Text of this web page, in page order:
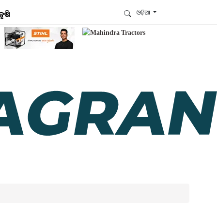
ଓଡ଼ିଆ
ଆମେ ହ୍ବାଟ୍ସଆପ୍‌ରେ ଅଛୁ ! ଆମ ହ୍ବାଟ୍ସଆପ ଗ୍ରୁପରେ
ଏବଂ ଆପଙ୍କୁ ଆବଶ୍ୟକ ହେଉଥିବା ସବୁ
ଗୁରୁତ୍ବପୂର୍ଣ୍ଣ ଅପଡେଟ୍‌ ପାଆନ୍ତୁ ପ୍ରତିଦିନ ।